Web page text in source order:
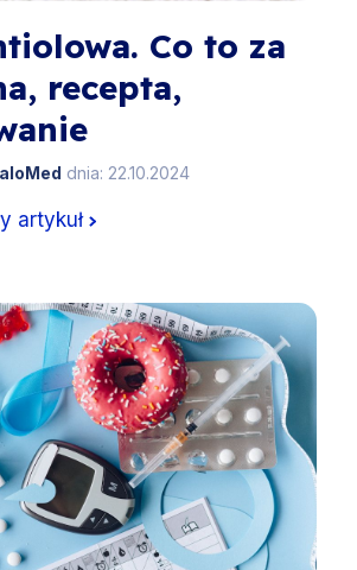
Co to za
recepta,
dnia: 22.10.2024
artykuł